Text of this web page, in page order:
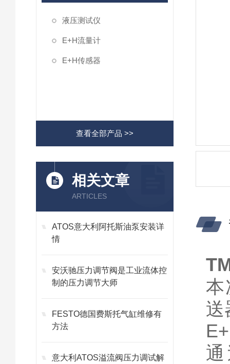
液压测试仪
E+H流量计
E+H传感器
查看全部产品 >>
相关文章
ARTICLES
ATOS意大利阿托斯油泵安装详
情
安沃驰压力调节阀是工业流体控
制的压力调节大师
FESTO德国费斯托气缸维修有
方法
意大利ATOS溢流阀压力调试解
本
送
通